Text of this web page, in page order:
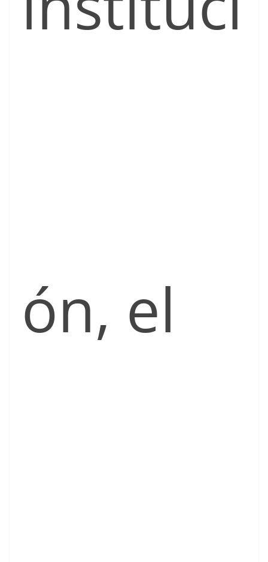
ón, el